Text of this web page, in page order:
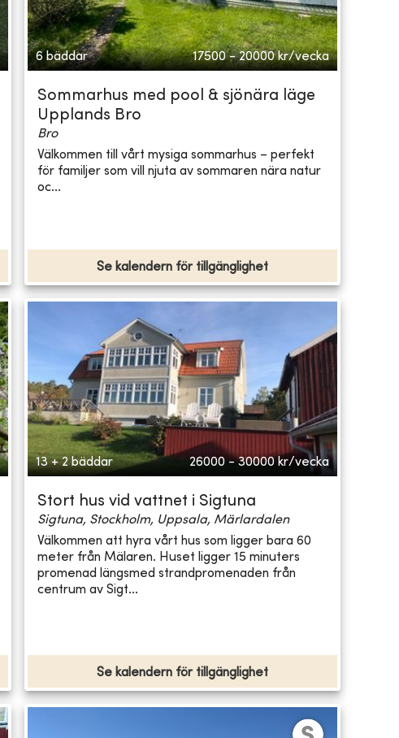
6 bäddar 17500 - 20000 kr/vecka
Sommarhus med pool & sjönära läge
Upplands Bro
Bro
Välkommen till vårt mysiga sommarhus – perfekt
för familjer som vill njuta av sommaren nära natur
oc...
Se kalendern för tillgänglighet
13 + 2 bäddar 26000 - 30000 kr/vecka
Stort hus vid vattnet i Sigtuna
Sigtuna, Stockholm, Uppsala, Märlardalen
Välkommen att hyra vårt hus som ligger bara 60
meter från Mälaren. Huset ligger 15 minuters
promenad längsmed strandpromenaden från
centrum av Sigt...
Se kalendern för tillgänglighet